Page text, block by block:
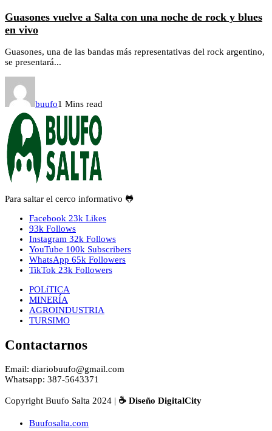
Guasones vuelve a Salta con una noche de rock y blues
en vivo
Guasones, una de las bandas más representativas del rock argentino,
se presentará...
buufo1 Mins read
Para saltar el cerco informativo 🐸
Facebook 23k Likes
93k Follows
Instagram 32k Follows
YouTube 100k Subscribers
WhatsApp 65k Followers
TikTok 23k Followers
POLíTICA
MINERÍA
AGROINDUSTRIA
TURSIMO
Contactarnos
Email: diariobuufo@gmail.com
Whatsapp: 387-5643371
Copyright Buufo Salta 2024 | ☕ Diseño DigitalCity
Buufosalta.com